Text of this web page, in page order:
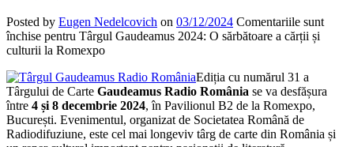
Posted by Eugen Nedelcovich on 03/12/2024 Comentariile sunt
închise pentru Târgul Gaudeamus 2024: O sărbătoare a cărții și
culturii la Romexpo
Ediția cu numărul 31 a
Târgului de Carte Gaudeamus Radio România se va desfășura
între 4 și 8 decembrie 2024, în Pavilionul B2 de la Romexpo,
București. Evenimentul, organizat de Societatea Română de
Radiodifuziune, este cel mai longeviv târg de carte din România și